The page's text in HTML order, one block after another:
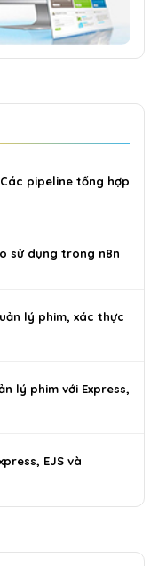
pipeline tổng hợp
sử dụng trong n8n
lý phim, xác thực
lý phim với Express,
EJS và